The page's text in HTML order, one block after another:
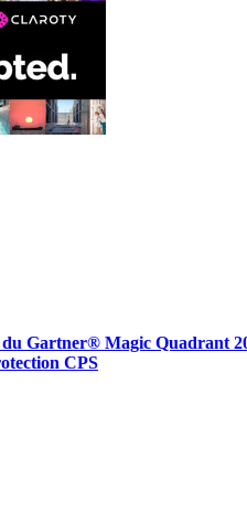
Gartner® Magic Quadrant
CPS